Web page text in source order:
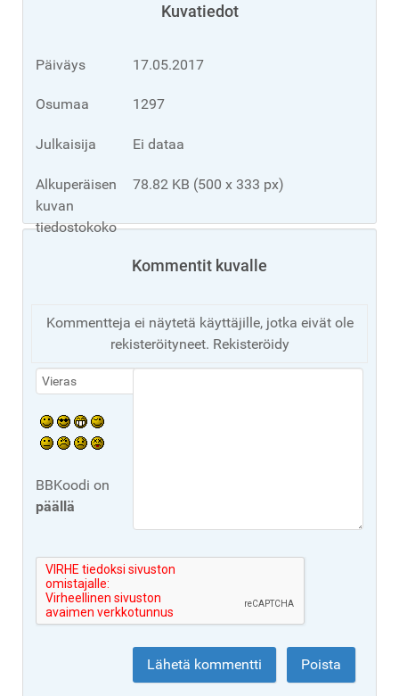
Kuvatiedot
Päiväys 17.05.2017
Osumaa 1297
Julkaisija Ei dataa
Alkuperäisen
kuvan
tiedostokoko
78.82 KB (500 x 333 px)
Kommentit kuvalle
Kommentteja ei näytetä käyttäjille, jotka eivät ole
rekisteröityneet. Rekisteröidy
BBKoodi on
päällä